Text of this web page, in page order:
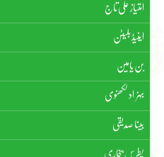
امتیاز علی تاج
اینیڈ بلیٹن
بن یامین
بہزاد لکھنوی
بینا صدیقی
پطرس بخاری